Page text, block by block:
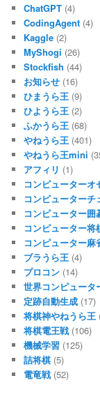
ChatGPT (4)
CodingAgent (4)
Kaggle (2)
MyShogi (26)
Stockfish (44)
お知らせ (16)
ひまうら王 (9)
ひようら王 (2)
ふかうら王 (68)
やねうら王 (401)
やねうら王mini
アフィリ (1)
コンピューターオ
コンピューターチ
コンピューター囲
コンピューター将
コンピューター麻
ブラうら王 (4)
プロコン (14)
世界コンピュータ
定跡自動生成 (17)
将棋神やねうら王
将棋電王戦 (106)
機械学習 (125)
詰将棋 (5)
電竜戦 (52)